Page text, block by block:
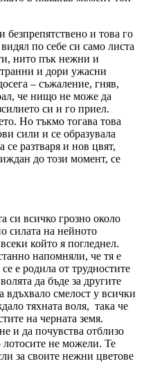
безпрепятствено и това го
по себе си само листа
нито пък нежни и
и дори ужасни
– съжаление, гняв,
че нищо не може да
си и го приел.
Но тъкмо тогава това
сили и се образувала
се разтваря и нов цвят,
до този момент, се
си всичко грозно около
силата на нейното
който я погледнел.
напомняли, че тя е
е родила от трудностите
да бъде за другите
вдъхвало смелост у всички
тяхната воля, така че
на черната земя.
и да почувства отблизо
лотосите не можели. Те
за своите нежни цветове